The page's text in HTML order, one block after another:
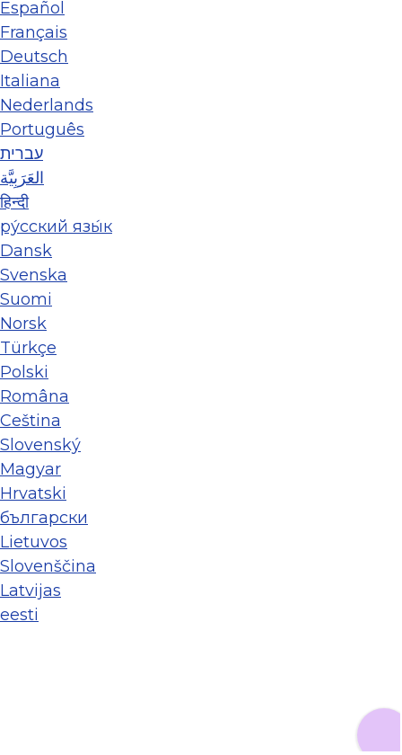
Español
Français
Deutsch
Italiana
Nederlands
Português
עברית
العَرَبِيَّة
हिन्दी
ру́сский язы́к
Dansk
Svenska
Suomi
Norsk
Türkçe
Polski
Româna
Ceština
Slovenský
Magyar
Hrvatski
български
Lietuvos
Slovenščina
Latvijas
eesti